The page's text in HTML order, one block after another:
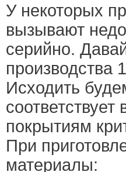
У некоторых
вызывают
серийно.
производства
Исходить
покрытиям
При
материалы: